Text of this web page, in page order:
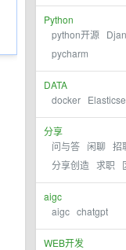
Python
python开源
pycharm
DATA
docker
分享
问与答 闲聊 招
分享创造 求职
aigc
aigc chatgpt
WEB开发